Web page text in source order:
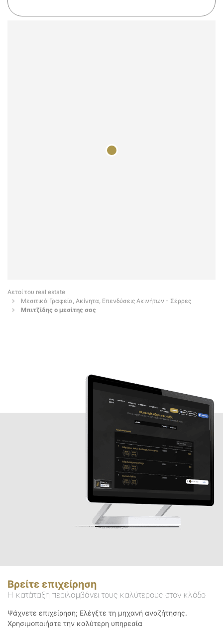
Αετοί του real estate
Μεσιτικά Γραφεία, Ακίνητα, Επενδύσεις Ακινήτων - Σέρρες
Μπιτζίδης ο μεσίτης σας
Βρείτε επιχείρηση
Η κατάταξη περιλαμβάνει τους καλύτερους στον κλάδο
Ψάχνετε επιχείρηση; Ελέγξτε τη μηχανή αναζήτησης.
Χρησιμοποιήστε την καλύτερη υπηρεσία